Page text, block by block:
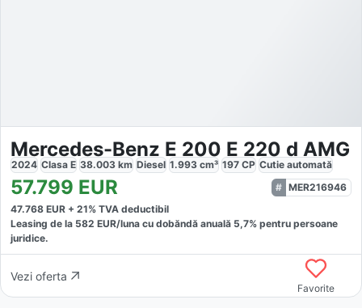
Mercedes-Benz E 200 E 220 d AMG
2024 Clasa E 38.003 km Diesel 1.993 cm³ 197 CP Cutie automată
57.799 EUR
MER216946
47.768 EUR + 21% TVA deductibil
Leasing de la 582 EUR/luna cu dobăndă anuală 5,7% pentru persoane
juridice.
Vezi oferta
Favorite